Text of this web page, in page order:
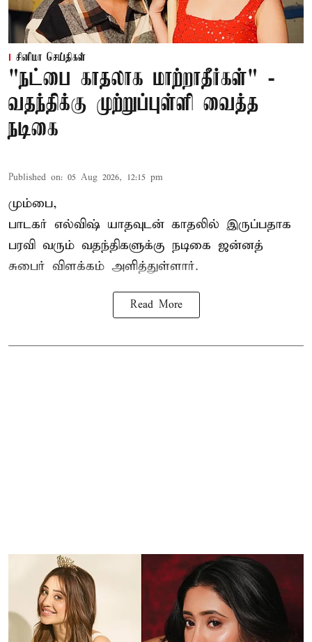
சினிமா செய்திகள்
"நட்பை காதலாக மாற்றாதீர்கள்" -
வதந்திக்கு முற்றுப்புள்ளி வைத்த
நடிகை
Published on: 05 Aug 2026, 12:15 pm
மும்பை,
பாடகர் எல்விஷ் யாதவுடன் காதலில் இருப்பதாக
பரவி வரும் வதந்திகளுக்கு நடிகை ஜன்னத்
சுபைர் விளக்கம் அளித்துள்ளார்.
Read More